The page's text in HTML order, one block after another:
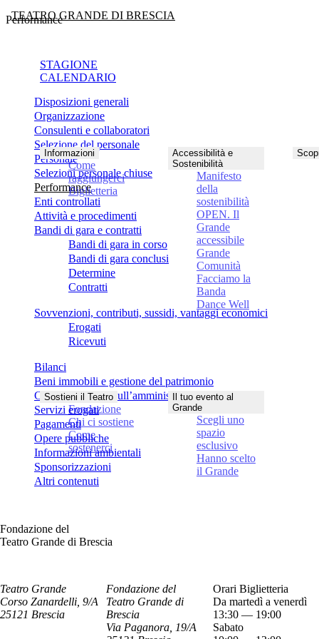
TEATRO GRANDE DI BRESCIA
STAGIONE
CALENDARIO
Informazioni
Come
raggiungerci
Biglietteria
Accessibilità e
Sostenibilità
Manifesto
della
sostenibilità
OPEN. Il
Grande
accessibile
Grande
Comunità
Facciamo la
Banda
Dance Well
Sostieni il Teatro
Fondazione
Chi ci sostiene
Come
sostenerci
Il tuo evento al
Grande
Scegli uno
spazio
esclusivo
Hanno scelto
il Grande
Disposizioni generali
Organizzazione
Consulenti e collaboratori
Selezione del personale
Personale
Selezioni personale chiuse
Performance
Enti controllati
Attività e procedimenti
Bandi di gara e contratti
Bandi di gara in corso
Bandi di gara conclusi
Determine
Contratti
Sovvenzioni, contributi, sussidi, vantaggi economici
Erogati
Ricevuti
Bilanci
Beni immobili e gestione del patrimonio
Controlli e rilievi sull’amministrazione
Servizi erogati
Pagamenti
Opere pubbliche
Informazioni ambientali
Sponsorizzazioni
Altri contenuti
Performance
Fondazione del
Teatro Grande di Brescia
Teatro Grande
Corso Zanardelli, 9/A
25121 Brescia
Fondazione del
Teatro Grande di
Brescia
Via Paganora, 19/A
Orari Biglietteria
Da martedì a venerdì
13:30 — 19:00
Sabato